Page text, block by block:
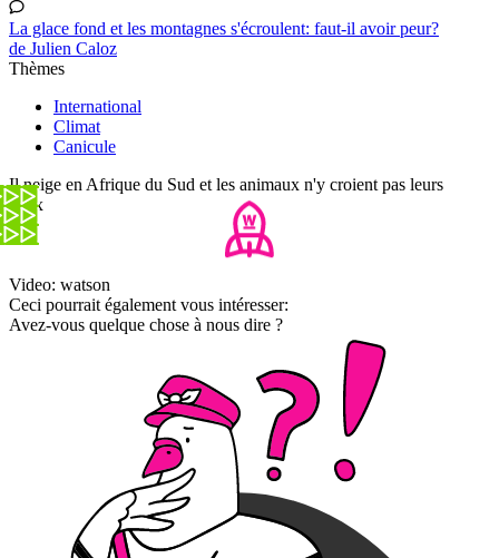
La glace fond et les montagnes s'écroulent: faut-il avoir peur?
de Julien Caloz
Thèmes
International
Climat
Canicule
Il neige en Afrique du Sud et les animaux n'y croient pas leurs
yeux
Video: watson
Ceci pourrait également vous intéresser:
Avez-vous quelque chose à nous dire ?